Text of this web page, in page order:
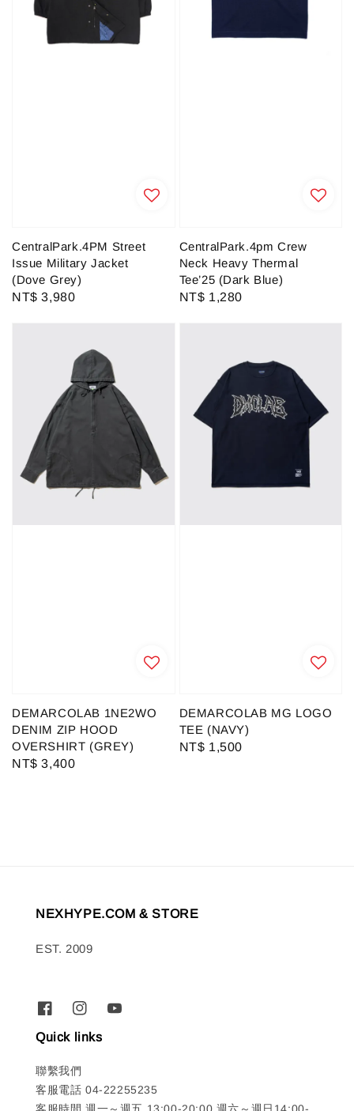
CentralPark.4PM Street
Issue Military Jacket
(Dove Grey)
Regular
NT$ 3,980
CentralPark.4pm Crew
Neck Heavy Thermal
Tee’25 (Dark Blue)
Regular
NT$ 1,280
DEMARCOLAB 1NE2WO
DENIM ZIP HOOD
OVERSHIRT (GREY)
Regular
NT$ 3,400
DEMARCOLAB MG LOGO
TEE (NAVY)
Regular
NT$ 1,500
NEXHYPE.COM & STORE
EST. 2009
Quick links
聯繫我們
客服電話 04-22255235